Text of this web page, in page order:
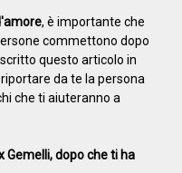
, è importante che
commettono dopo
questo articolo in
da te la persona
che ti aiuteranno a
Gemelli, dopo che ti ha